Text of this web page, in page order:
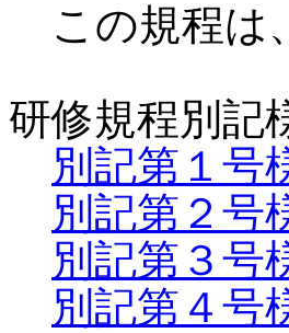
この規程は
研修規程別記
別記第１号
別記第２号
別記第３号
別記第４号